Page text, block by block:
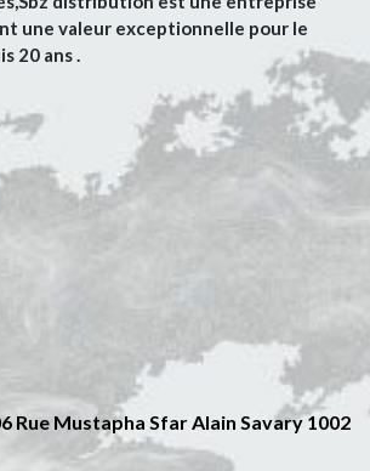
une valeur exceptionnelle pour le
20 ans .
Rue Mustapha Sfar Alain Savary 1002